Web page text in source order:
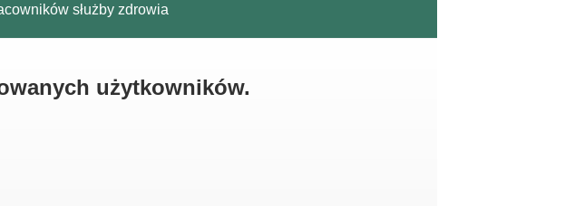
służby zdrowia
użytkowników.